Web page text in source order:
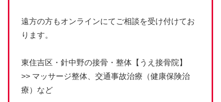
遠方の方もオンラインにてご相談を受け付けてお
ります。
東住吉区・針中野の接骨・整体【うえ接骨院】
>> マッサージ整体、交通事故治療（健康保険治
療）など